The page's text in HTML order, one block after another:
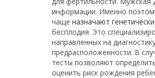
информации. Именно
чаще назначают
бесплодия. Это
направленных на
предрасположенности. В
тесты позволяют
оценить риск рождения